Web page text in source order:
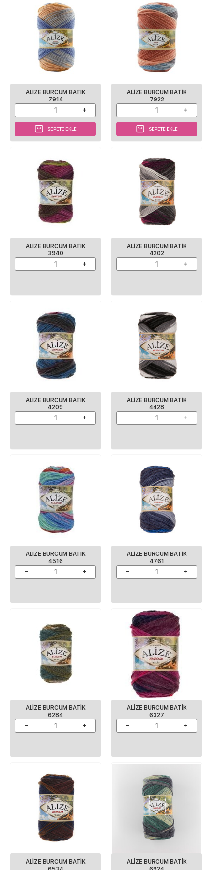
ALIZE BURCUM BATIK
7914
SEPETE EKLE
ALIZE BURCUM BATIK
7922
SEPETE EKLE
ALİZE BURCUM BATİK
3940
ALİZE BURCUM BATİK
4202
ALİZE BURCUM BATİK
4209
ALİZE BURCUM BATİK
4428
ALİZE BURCUM BATİK
4516
ALİZE BURCUM BATİK
4761
ALİZE BURCUM BATİK
6284
ALİZE BURCUM BATİK
6327
ALİZE BURCUM BATİK
ALİZE BURCUM BATİK